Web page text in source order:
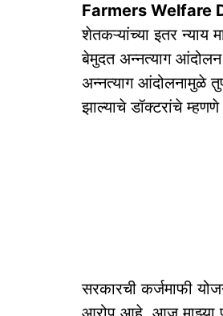
Farmers Welfare
शेतकऱ्यांच्या इतर न्याय
बेमुदत अन्नत्याग
अन्नत्याग आंदोलनामुळे
झाल्याचे डॉक्टरांचे
सरकारची कर्जमाफी